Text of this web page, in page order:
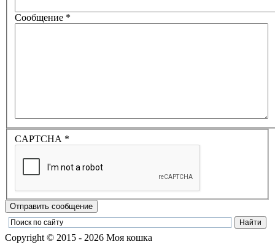
Сообщение *
CAPTCHA *
Отправить сообщение
Copyright © 2015 - 2026 Моя кошка